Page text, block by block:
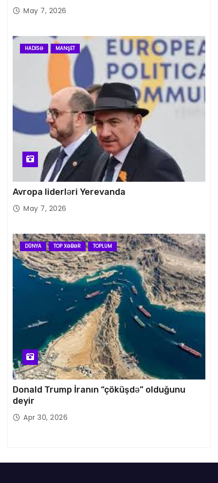
May 7, 2026
HADISƏ MANŞET
Avropa liderləri Yerevanda
May 7, 2026
DÜNYA TOP XƏBƏR TOPLUM
Donald Trump İranın “çöküşdə” olduğunu
deyir
Apr 30, 2026